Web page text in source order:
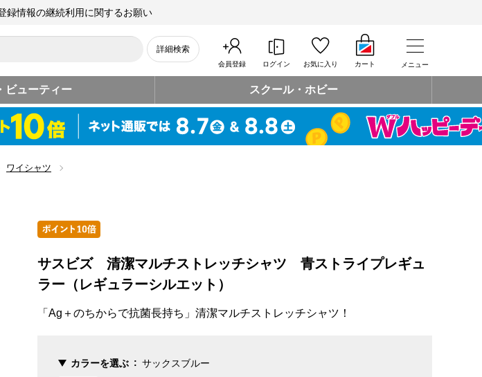
録情報の継続利用に関するお願い
詳細検索
会員登録 ログイン お気に入り カート メニュー
ビューティー スクール・ホビー
ワイシャツ
サスビズ 清潔マルチストレッチシャツ 青ストライプレギュ
ラー（レギュラーシルエット）
「Ag＋のちからで抗菌長持ち」清潔マルチストレッチシャツ！
カラーを選ぶ サックスブルー